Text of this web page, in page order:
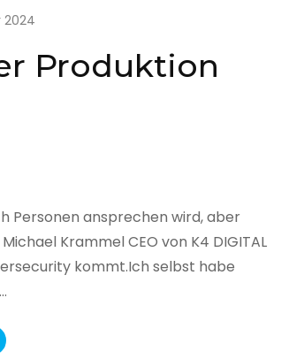
2024
Produktion
Personen ansprechen wird, aber
Krammel CEO von K4 DIGITAL
kommt.Ich selbst habe